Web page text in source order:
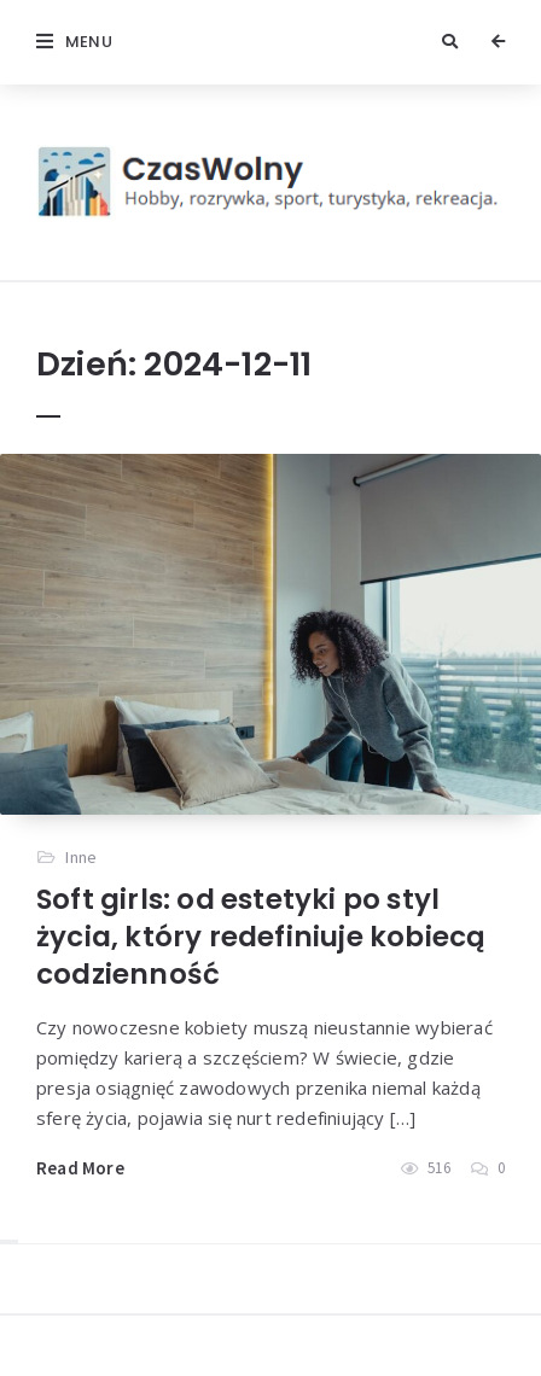
MENU
Dzień: 2024-12-11
Inne
Soft girls: od estetyki po styl
życia, który redefiniuje kobiecą
codzienność
Czy nowoczesne kobiety muszą nieustannie wybierać
pomiędzy karierą a szczęściem? W świecie, gdzie
presja osiągnięć zawodowych przenika niemal każdą
sferę życia, pojawia się nurt redefiniujący […]
Read More 516 0